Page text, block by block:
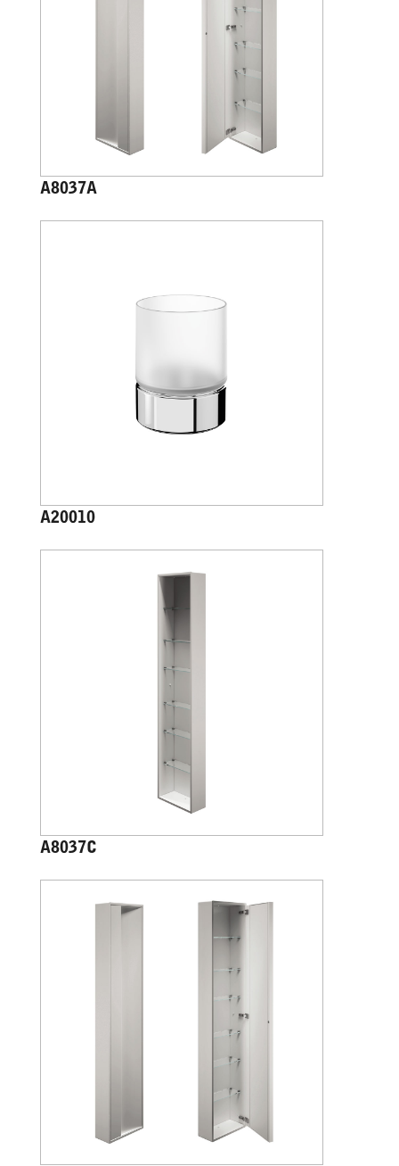
A8037A
A20010
A8037C